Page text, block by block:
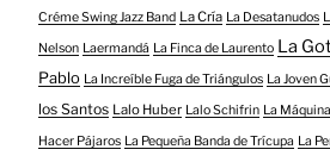
Créme Swing Jazz Band La Cría La Desatanudos
Nelson Laermandá La Finca de Laurento La
Pablo La Increíble Fuga de Triángulos La Joven
los Santos Lalo Huber Lalo Schifrin La
Hacer Pájaros La Pequeña Banda de Trícupa La